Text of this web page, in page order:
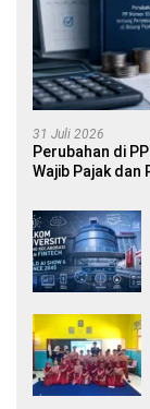
31 Juli 2026
Perubahan di
Wajib Pajak dan